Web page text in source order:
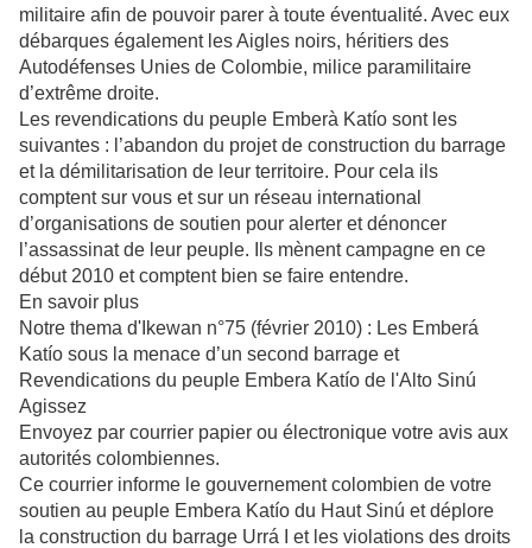
militaire afin de pouvoir parer à toute éventualité. Avec eux
débarques également les Aigles noirs, héritiers des
Autodéfenses Unies de Colombie, milice paramilitaire
d’extrême droite.
Les revendications du peuple Emberà Katío sont les
suivantes : l’abandon du projet de construction du barrage
et la démilitarisation de leur territoire. Pour cela ils
comptent sur vous et sur un réseau international
d’organisations de soutien pour alerter et dénoncer
l’assassinat de leur peuple. Ils mènent campagne en ce
début 2010 et comptent bien se faire entendre.
En savoir plus
Notre thema d'Ikewan n°75 (février 2010) : Les Emberá
Katío sous la menace d’un second barrage et
Revendications du peuple Embera Katío de l'Alto Sinú
Agissez
Envoyez par courrier papier ou électronique votre avis aux
autorités colombiennes.
Ce courrier informe le gouvernement colombien de votre
soutien au peuple Embera Katío du Haut Sinú et déplore
la construction du barrage Urrá I et les violations des droits